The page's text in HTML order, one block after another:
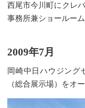
西尾市今川町にクレ
事務所兼ショールー
2009年7月
岡崎中日ハウジング
（総合展示場）をオー